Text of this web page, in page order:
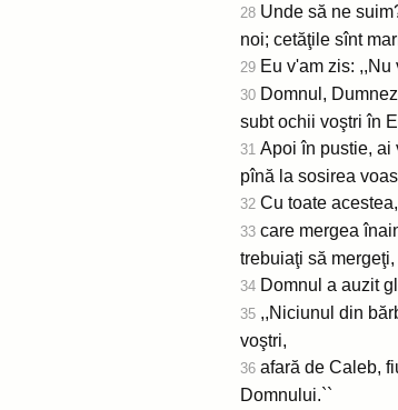
28 Unde să ne
noi; cetăţile sînt
29 Eu v'am zis:
30 Domnul,
subt ochii voştri în
31 Apoi în pustie, ai
pînă la sosirea
32 Cu toate
33 care mergea
trebuiaţi să
34 Domnul a auzit
35 ,,Niciunul din
voştri,
36 afară de Caleb,
Domnului.``